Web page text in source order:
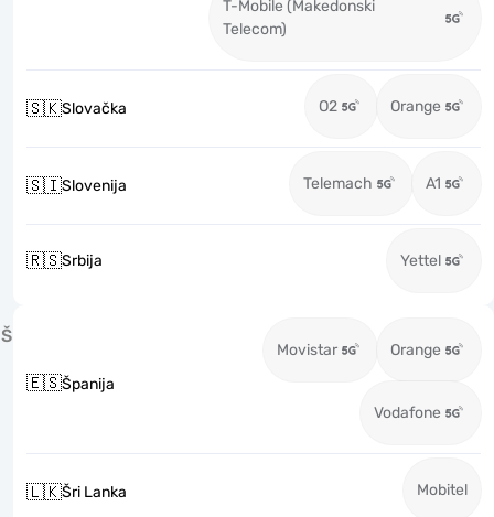
T-Mobile (Makedonski
Telecom)
🇸🇰Slovačka O2 Orange
🇸🇮Slovenija Telemach A1
🇷🇸Srbija Yettel
Š
🇪🇸Španija
Movistar Orange
Vodafone
🇱🇰Šri Lanka Mobitel